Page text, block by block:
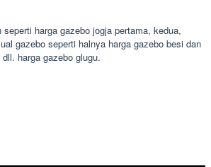
harga gazebo jogja pertama, kedua,
gazebo seperti halnya harga gazebo besi dan
harga gazebo glugu.